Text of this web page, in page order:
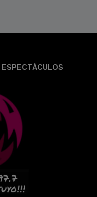
ESPECTÁCULOS